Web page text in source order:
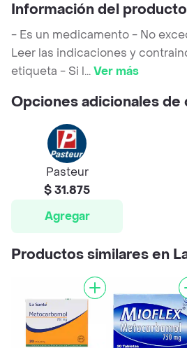
Información del producto
- Es un medicamento - No
Leer las indicaciones y
etiqueta - Si l...Ver más
Opciones adicionales de
Pasteur
$ 31.875
Agregar
Productos similares en